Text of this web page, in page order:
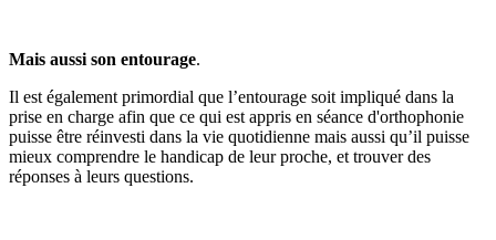
Mais aussi son entourage.
Il est également primordial que l’entourage soit impliqué dans la
prise en charge afin que ce qui est appris en séance d'orthophonie
puisse être réinvesti dans la vie quotidienne mais aussi qu’il puisse
mieux comprendre le handicap de leur proche, et trouver des
réponses à leurs questions.